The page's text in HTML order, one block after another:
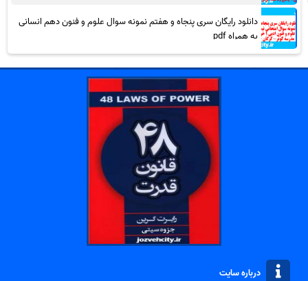
دانلود رایگان سری پنجاه و هفتم نمونه سوال علوم و فنون دهم انسانی
به همراه pdf
درباره سایت